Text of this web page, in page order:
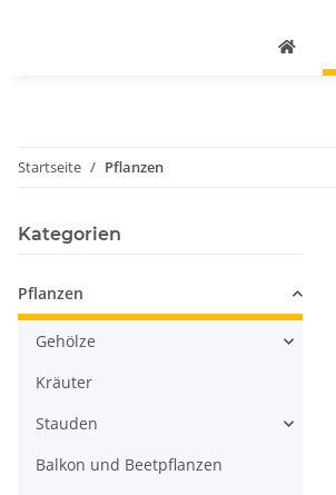
Startseite Pflanzen
Kategorien
Pflanzen
Gehölze
Kräuter
Stauden
Balkon und Beetpflanzen